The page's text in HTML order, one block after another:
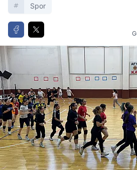
Spor